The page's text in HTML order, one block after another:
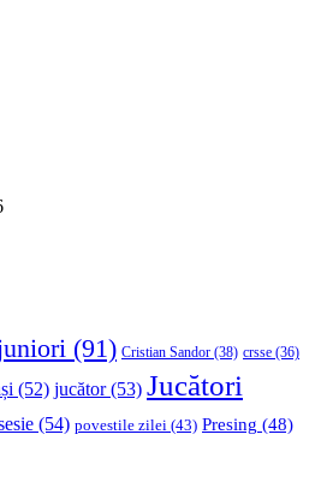
(91) Cristian Sandor (38) crsse (36)
(52) jucător(53) Jucători
(54) povestile zilei (43) Presing (48)